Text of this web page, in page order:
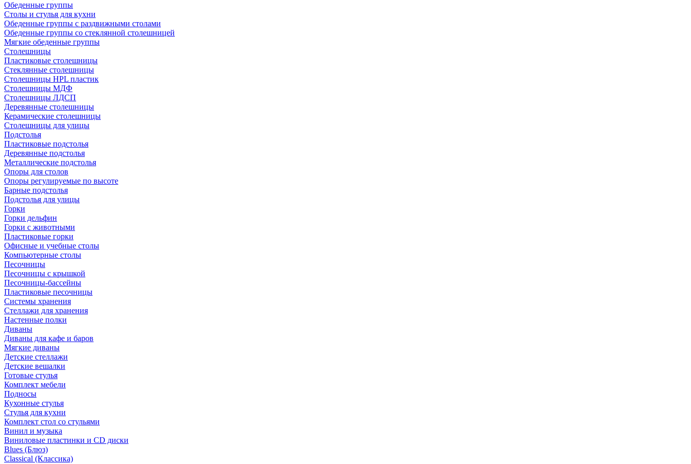
Обеденные группы
Столы и стулья для кухни
Обеденные группы с раздвижными столами
Обеденные группы со стеклянной столешницей
Мягкие обеденные группы
Столешницы
Пластиковые столешницы
Стеклянные столешницы
Столешницы HPL пластик
Столешницы МДФ
Столешницы ЛДСП
Деревянные столешницы
Керамические столешницы
Столешницы для улицы
Подстолья
Пластиковые подстолья
Деревянные подстолья
Металлические подстолья
Опоры для столов
Опоры регулируемые по высоте
Барные подстолья
Подстолья для улицы
Горки
Горки дельфин
Горки с животными
Пластиковые горки
Офисные и учебные столы
Компьютерные столы
Песочницы
Песочницы с крышкой
Песочницы-бассейны
Пластиковые песочницы
Системы хранения
Стеллажи для хранения
Настенные полки
Диваны
Диваны для кафе и баров
Мягкие диваны
Детские стеллажи
Детские вешалки
Готовые стулья
Комплект мебели
Подносы
Кухонные стулья
Стулья для кухни
Комплект стол со стульями
Винил и музыка
Виниловые пластинки и CD диски
Blues (Блюз)
Classical (Классика)